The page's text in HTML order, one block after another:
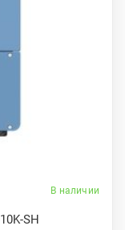
В наличии
SH